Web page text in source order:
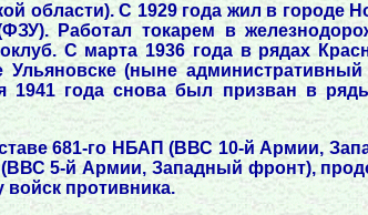
области). С 1929 года жил в городе
Работал токарем в
С марта 1936 года в рядах
(ныне административный
1941 года снова был призван в
681-го НБАП (ВВС 10-й Армии,
5-й Армии, Западный фронт),
противника.